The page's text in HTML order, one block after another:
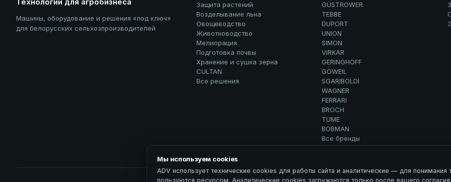
Машины, оборудование и решения «под ключ»
для белорусских сельхозпроизводителей
Защита растений
Возделывание льна
Овощеводство
Животноводство
Мелиорация
Подготовка почвы
Хранение и сушка зерна
CULTAN
Все решения
GÜSTROWER
TEBBE
DUPORT
UNION
SIMON
VIRKAR
GERINGHOFF
GÖWEIL
SGARIBOLDI
WAGNER
FERRARI
BROCH
TUME
BOBMAN
Все бренды
Мы используем cookies
ADV использует технические cookies для работы сайта и аналитические — для понимания
пользуются ресурсом. Аналитические cookies загружаются только после вашего